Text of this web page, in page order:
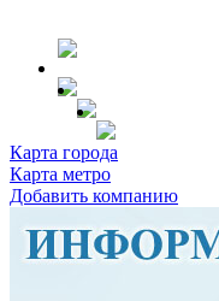
Карта города
Карта метро
Добавить компанию